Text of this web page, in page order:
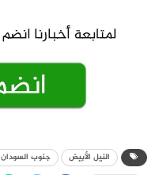
النيل الأبيض جنوب السودان